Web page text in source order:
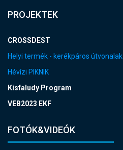
PROJEKTEK
CROSSDEST
Helyi termék - kerékpáros útvonalak
Hévízi PIKNIK
Kisfaludy Program
VEB2023 EKF
FOTÓK&VIDEÓK